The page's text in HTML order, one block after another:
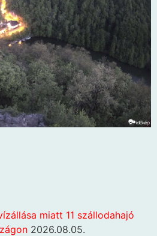
miatt 11 szállodahajó
2026.08.05.